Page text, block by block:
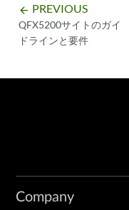
arrow_backward PREVIOUS
QFX5200サイトのガイ
ドラインと要件
Company